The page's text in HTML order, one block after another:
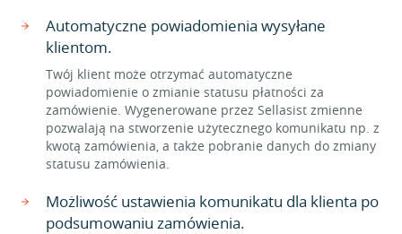
Automatyczne powiadomienia wysyłane
klientom.
Twój klient może otrzymać automatyczne
powiadomienie o zmianie statusu płatności za
zamówienie. Wygenerowane przez Sellasist zmienne
pozwalają na stworzenie użytecznego komunikatu np. z
kwotą zamówienia, a także pobranie danych do zmiany
statusu zamówienia.
Możliwość ustawienia komunikatu dla klienta po
podsumowaniu zamówienia.